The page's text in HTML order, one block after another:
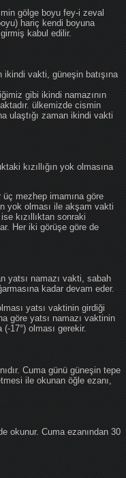
gölge boyu fey-i zeval
hariç kendi boyuna
kabul edilir.
ikindi vakti, güneşin batışına
gibi ikindi namazının
ülkemizde cismin
ulaştığı zaman ikindi vakti
kızıllığın yok olmasına
mezhep imamına göre
yok olması ile akşam vakti
kızıllıktan sonraki
Her iki görüşe göre de
yatsı namazı vakti, sabah
kadar devam eder.
yatsı vaktinin girdiği
göre yatsı namazı vaktinin
17°) olması gerekir.
Cuma günü güneşin tepe
ile okunan öğle ezanı,
okunur. Cuma ezanından 30